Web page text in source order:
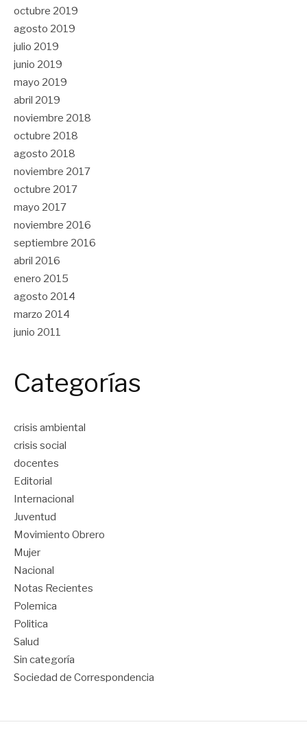
octubre 2019
agosto 2019
julio 2019
junio 2019
mayo 2019
abril 2019
noviembre 2018
octubre 2018
agosto 2018
noviembre 2017
octubre 2017
mayo 2017
noviembre 2016
septiembre 2016
abril 2016
enero 2015
agosto 2014
marzo 2014
junio 2011
Categorías
crisis ambiental
crisis social
docentes
Editorial
Internacional
Juventud
Movimiento Obrero
Mujer
Nacional
Notas Recientes
Polemica
Politica
Salud
Sin categoría
Sociedad de Correspondencia